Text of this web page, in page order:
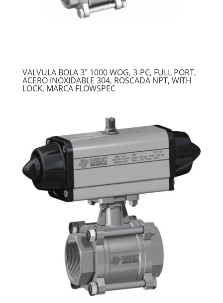
VALVULA BOLA 3″ 1000 WOG, 3-PC, FULL PORT,
ACERO INOXIDABLE 304, ROSCADA NPT, WITH
LOCK, MARCA FLOWSPEC